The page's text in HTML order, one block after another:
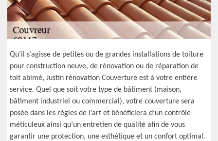
Qu’il s’agisse de petites ou de grandes installations de toiture
pour construction neuve, de rénovation ou de réparation de
toit abimé, Justin rénovation Couverture est à votre entière
service. Quel que soit votre type de bâtiment (maison,
bâtiment industriel ou commercial), votre couverture sera
posée dans les règles de l’art et bénéficiera d’un contrôle
méticuleux ainsi qu’un entretien de qualité afin de vous
garantir une protection, une esthétique et un confort optimal.